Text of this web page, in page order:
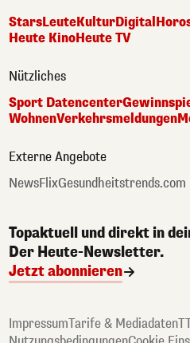
StarsLeuteKulturDigital
Heute KinoHeute TV
Nützliches
Sport Datencenter
WohnenVerkehrsmeldungen
Externe Angebote
NewsFlixGesundheitstrends.com
Topaktuell und direkt in
Der Heute-Newsletter.
Jetzt abonnieren
ImpressumTarife & Mediadaten